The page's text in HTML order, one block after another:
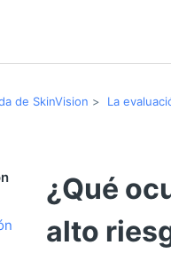
de SkinVision La
¿Qué
alto